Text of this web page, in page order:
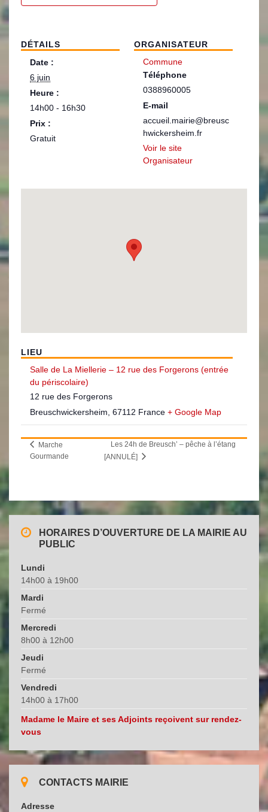
DÉTAILS
Date :
6 juin
Heure :
14h00 - 16h30
Prix :
Gratuit
ORGANISATEUR
Commune
Téléphone
0388960005
E-mail
accueil.mairie@breusc
hwickersheim.fr
Voir le site
Organisateur
LIEU
Salle de La Miellerie – 12 rue des Forgerons (entrée
du périscolaire)
12 rue des Forgerons
Breuschwickersheim 67112 France + Google Map
Marche
Gourmande
Les 24h de Breusch’ – pêche à l’étang
[ANNULÉ]
HORAIRES D’OUVERTURE DE LA MAIRIE AU
PUBLIC
Lundi
14h00 à 19h00
Mardi
Fermé
Mercredi
8h00 à 12h00
Jeudi
Fermé
Vendredi
14h00 à 17h00
Madame le Maire et ses Adjoints reçoivent sur rendez-
vous
CONTACTS MAIRIE
Adresse